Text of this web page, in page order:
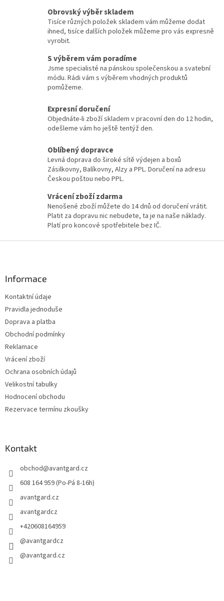
Obrovský výběr skladem
Tisíce různých položek skladem vám můžeme dodat
ihned, tisíce dalších položek můžeme pro vás expresně
vyrobit.
S výběrem vám poradíme
Jsme specialisté na pánskou společenskou a svatební
módu. Rádi vám s výběrem vhodných produktů
pomůžeme.
Expresní doručení
Objednáte-li zboží skladem v pracovní den do 12 hodin,
odešleme vám ho ještě tentýž den.
Oblíbený dopravce
Levná doprava do široké sítě výdejen a boxů
Zásilkovny, Balíkovny, Alzy a PPL. Doručení na adresu
Českou poštou nebo PPL.
Vrácení zboží zdarma
Nenošené zboží můžete do 14 dnů od doručení vrátit.
Platit za dopravu nic nebudete, ta je na naše náklady.
Platí pro koncové spotřebitele bez IČ.
Informace
Kontaktní údaje
Pravidla jednoduše
Doprava a platba
Obchodní podmínky
Reklamace
Vrácení zboží
Ochrana osobních údajů
Velikostní tabulky
Hodnocení obchodu
Rezervace termínu zkoušky
Kontakt
obchod@avantgard.cz
608 164 959 (Po-Pá 8-16h)
avantgard.cz
avantgardcz
+420608164959
@avantgardcz
@avantgard.cz